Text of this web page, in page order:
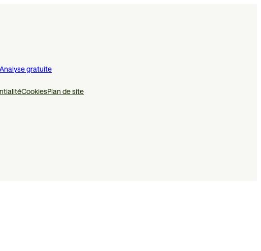
Analyse gratuite
CookiesPlan de site